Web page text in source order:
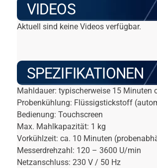
VIDEOS
Aktuell sind keine Videos verfügbar.
SPEZIFIKATIONEN
Mahldauer: typischerweise 15 Minuten
Probenkühlung: Flüssigstickstoff
Bedienung: Touchscreen
Max. Mahlkapazität: 1 kg
Vorkühlzeit: ca. 10 Minuten
Messerdrehzahl: 120 – 3600 U/min
Netzanschluss: 230 V / 50 Hz